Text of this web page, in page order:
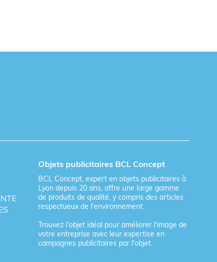
Objets publicitaires BCL Concept
BCL Concept, expert en objets publicitaires à
Lyon depuis 20 ans, offre une large gamme
de produits de qualité, y compris des articles
respectueux de l'environnement.
Trouvez l'objet idéal pour améliorer l'image de
votre entreprise avec leur expertise en
campagnes publicitaires par l'objet.